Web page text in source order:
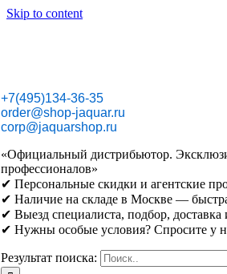
Skip to content
+7(495)134-36-35
order@shop-jaquar.ru
corp@jaquarshop.ru
«Официальный дистрибьютор.
профессионалов»
✔ Персональные скидки и агентские
✔ Наличие на складе в Москве —
✔ Выезд специалиста, подбор, доставка
✔ Нужны особые условия? Спросите у
Результат поиска: